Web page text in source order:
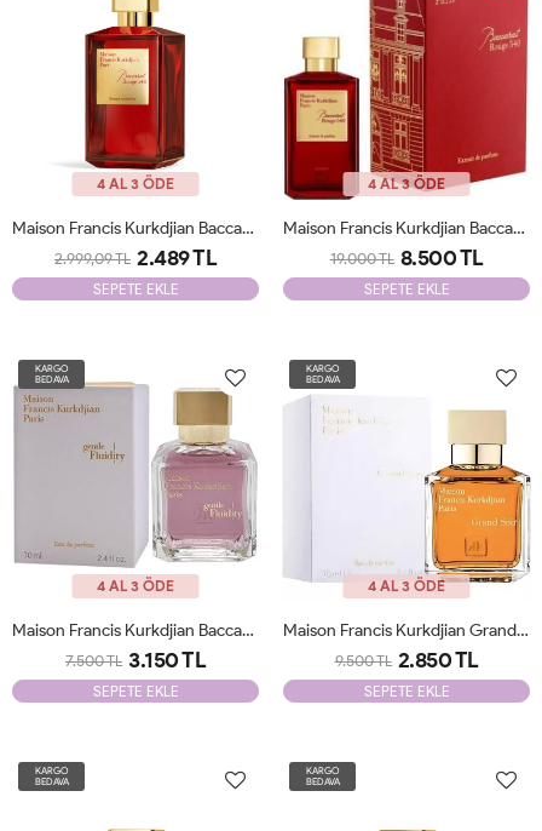
4 AL 3 ÖDE
Maison Francis Kurkdjian Baccarat Rouge 540 Extrait 200ML JLT
2.999,09 TL 2.489 TL
SEPETE EKLE
4 AL 3 ÖDE
Maison Francis Kurkdjian Baccarat Rouge 540 Extrait 200 Ml JLT
19.000 TL 8.500 TL
SEPETE EKLE
KARGO
BEDAVA
4 AL 3 ÖDE
Maison Francis Kurkdjian Baccarat Gentle Fluidity JLT
7.500 TL 3.150 TL
SEPETE EKLE
KARGO
BEDAVA
4 AL 3 ÖDE
Maison Francis Kurkdjian Grand Soir Eau De Parfüm 70 ML Unisex JLT
9.500 TL 2.850 TL
SEPETE EKLE
KARGO
BEDAVA
KARGO
BEDAVA